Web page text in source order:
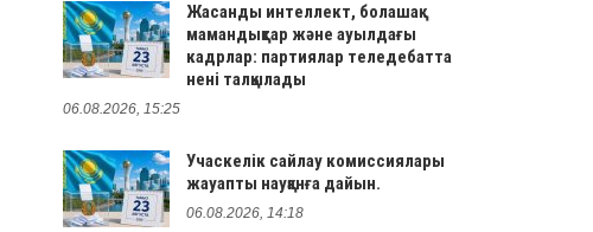
Жасанды интеллект, болашақ
мамандықтар және ауылдағы
кадрлар: партиялар теледебатта
нені талқылады
06.08.2026, 15:25
Учаскелік сайлау комиссиялары
жауапты науқанға дайын.
06.08.2026, 14:18